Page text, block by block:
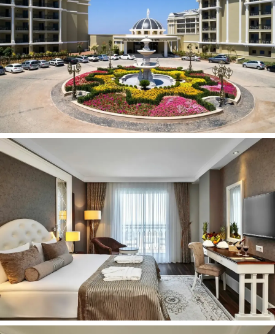
Vaikų klubas (4–12 metų)
Paplūdimys:
Privatus
Smėlio, žvirgždo
Skėčiai, gultai, rankšluosčiai – nemokamai
Kontaktai:
Adresas:
Özdere Cumhuriyet, İzmir Cd. No:11, 35495
Menderes/İzmir
Telefonas: